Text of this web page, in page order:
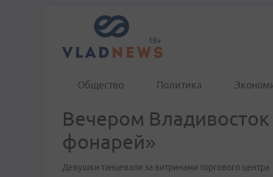
Общество Политика
Вечером
фонарей»
Девушки танцевали за витринами торгового центра